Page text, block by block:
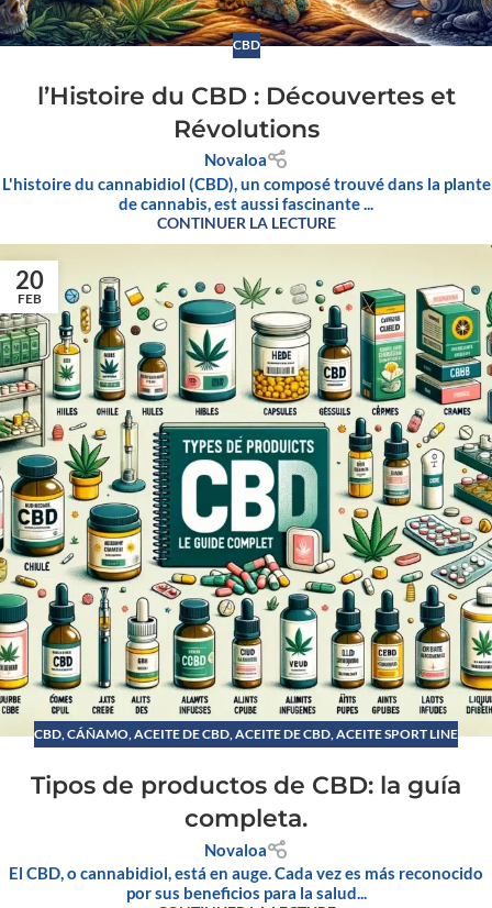
CBD
l’Histoire du CBD : Découvertes et
Révolutions
Novaloa
L'histoire du cannabidiol (CBD), un composé trouvé dans la plante
de cannabis, est aussi fascinante ...
CONTINUER LA LECTURE
20
FEB
CBD,CÁÑAMO,ACEITE DE CBD,ACEITE DE CBD, ACEITE SPORT LINE
Tipos de productos de CBD: la guía
completa.
Novaloa
El CBD, o cannabidiol, está en auge. Cada vez es más reconocido
por sus beneficios para la salud...